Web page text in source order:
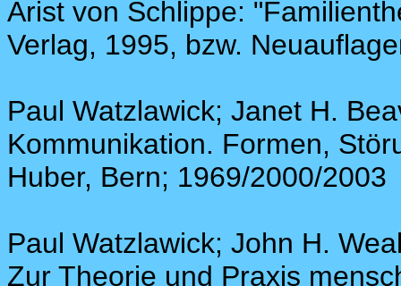
Arist von Schlippe:
Verlag, 1995, bzw.
Paul Watzlawick; Janet H.
Kommunikation. Formen,
Huber, Bern; 1969/2000/2003
Paul Watzlawick; John H.
Zur Theorie und Praxis